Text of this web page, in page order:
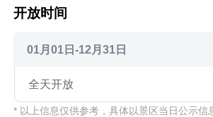
开放时间
01月01日-12月31日
全天开放
* 以上信息仅供参考，具体以景区当日公示信